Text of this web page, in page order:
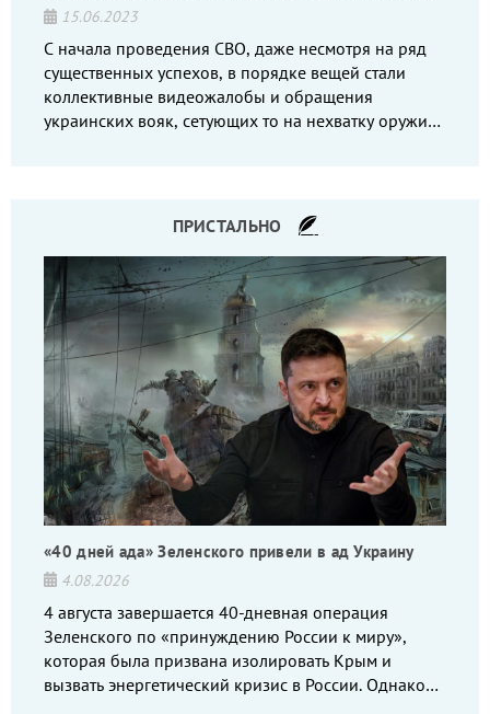
15.06.2023
С начала проведения СВО, даже несмотря на ряд
существенных успехов, в порядке вещей стали
коллективные видеожалобы и обращения
украинских вояк, сетующих то на нехватку оружия,
ПРИСТАЛЬНО
«40 дней ада» Зеленского привели в ад Украину
4.08.2026
4 августа завершается 40-дневная операция
Зеленского по «принуждению России к миру»,
которая была призвана изолировать Крым и
вызвать энергетический кризис в России. Однако